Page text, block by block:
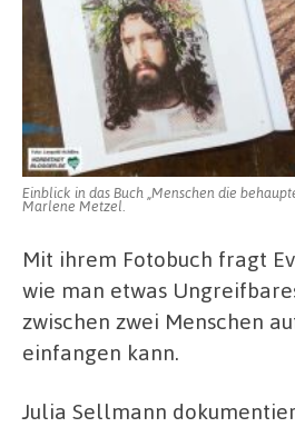
Einblick in das Buch „Menschen die
Marlene Metzel.
Mit ihrem Fotobuch fragt
wie man etwas
zwischen zwei Menschen
einfangen kann.
Julia Sellmann